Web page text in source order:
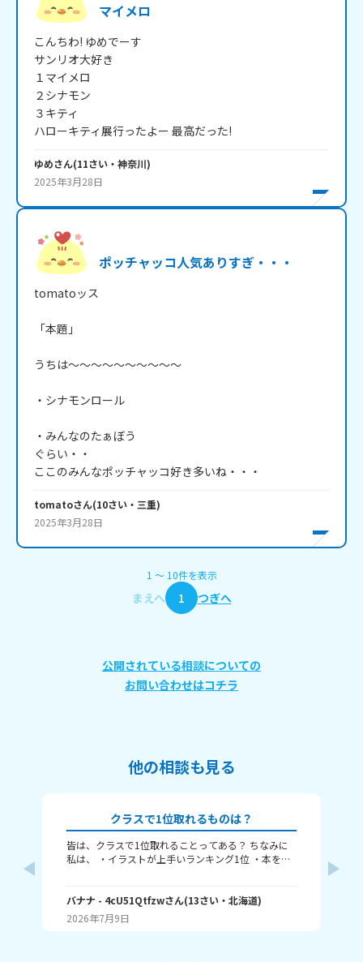
マイメロ
こんちわ! ゆめでーす
サンリオ大好き
１マイメロ
２シナモン
３キティ
ハローキティ展行ったよー 最高だった!
ゆめさん(11さい・ 神奈川)
2025年3月28日
ポッチャッコ人気ありすぎ・・・
tomatoッス
「本題」
うちは～～～～～～～～～～
・シナモンロール
・みんなのたぁぼう
ぐらい・・
ここのみんなポッチャッコ好き多いね・・・
tomatoさん(10さい・ 三重)
2025年3月28日
1 〜 10件を表示
まえへ 1 つぎへ
公開されている相談についての
お問い合わせはコチラ
他の相談も見る
クラスで1位取れるものは？
皆は、クラスで1位取れることってある？ ちなみに
私は、 ・イラストが上手いランキング1位 ・本を読
ングで1位取れる？ 書いてくれたら嬉しいです！ じ
ゃね。
バナナ - 4cU51Qtfzwさん(13さい・ 北海道)
2026年7月9日